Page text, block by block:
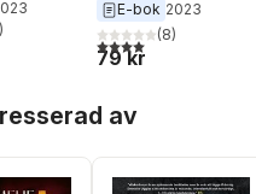
Totalt antal röster:
)
E-bok 2023
4,0utav 5 stjärnor.
(8)
79 kr
av